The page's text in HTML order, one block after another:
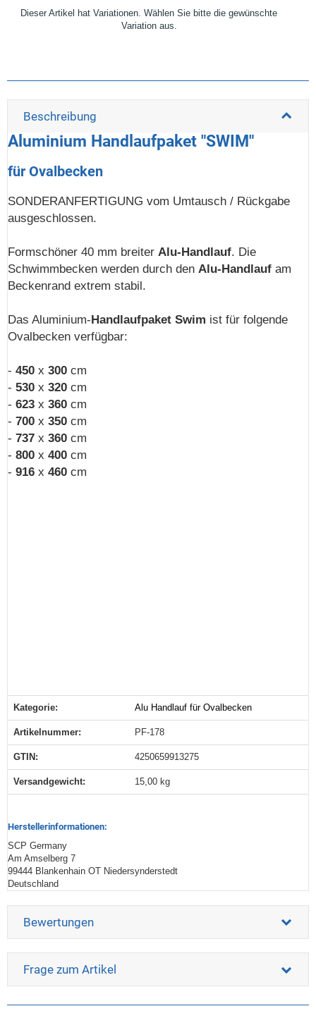
Dieser Artikel hat Variationen. Wählen Sie bitte die gewünschte
Variation aus.
Beschreibung
Aluminium Handlaufpaket "SWIM"
für Ovalbecken
SONDERANFERTIGUNG vom Umtausch / Rückgabe
ausgeschlossen.
Formschöner 40 mm breiter Alu-Handlauf. Die
Schwimmbecken werden durch den Alu-Handlauf am
Beckenrand extrem stabil.
Das Aluminium- Handlaufpaket Swim ist für folgende
Ovalbecken verfügbar:
- 450 x 300 cm
- 530 x 320 cm
- 623 x 360 cm
- 700 x 350 cm
- 737 x 360 cm
- 800 x 400 cm
- 916 x 460 cm
Produkteigenschaft
Wert
Kategorie: Alu Handlauf für Ovalbecken
Artikelnummer: PF-178
GTIN: 4250659913275
Versandgewicht‍: 15,00 kg
Herstellerinformationen:
SCP Germany
Am Amselberg 7
99444 Blankenhain OT Niedersynderstedt
Deutschland
Bewertungen
Frage zum Artikel